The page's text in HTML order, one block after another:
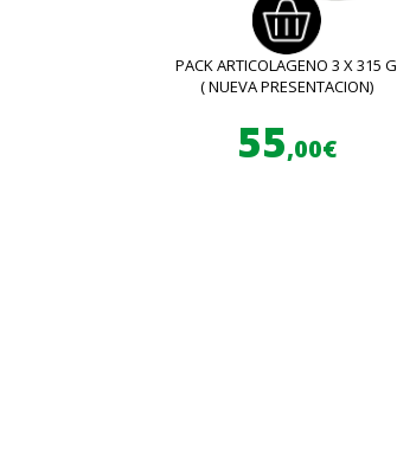
PACK ARTICOLAGENO 3 X 315 G
( NUEVA PRESENTACION)
55,00€